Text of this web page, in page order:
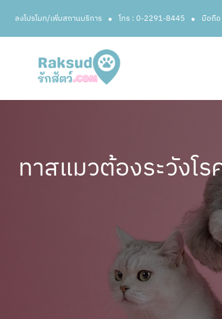
ลงโปรโมท/เพิ่มสถานบริการ โทร : 0-2291-8445 มือถื
ทาสแมวต้องระวังโ